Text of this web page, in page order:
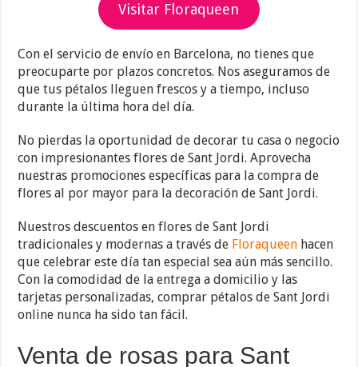
Visitar Floraqueen
Con el servicio de envío en Barcelona, no tienes que
preocuparte por plazos concretos. Nos aseguramos de
que tus pétalos lleguen frescos y a tiempo, incluso
durante la última hora del día.
No pierdas la oportunidad de decorar tu casa o negocio
con impresionantes flores de Sant Jordi. Aprovecha
nuestras promociones específicas para la compra de
flores al por mayor para la decoración de Sant Jordi.
Nuestros descuentos en flores de Sant Jordi
tradicionales y modernas a través de Floraqueen hacen
que celebrar este día tan especial sea aún más sencillo.
Con la comodidad de la entrega a domicilio y las
tarjetas personalizadas, comprar pétalos de Sant Jordi
online nunca ha sido tan fácil.
Venta de rosas para Sant